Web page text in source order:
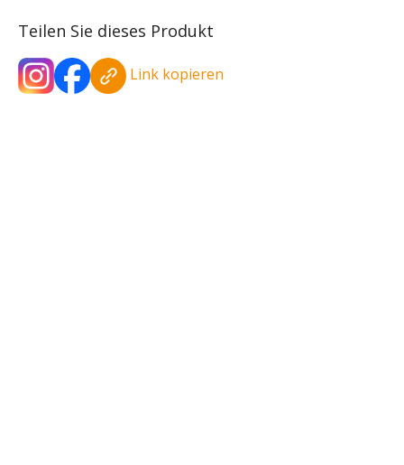
Teilen Sie dieses Produkt
Link kopieren